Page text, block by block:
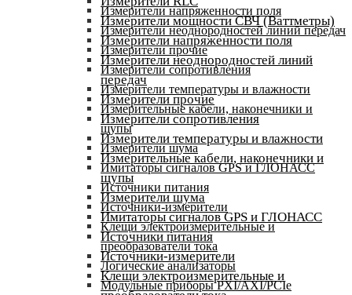
Измерители напряженности поля
Измерители неоднородностей линий передач
Измерители прочие
Измерители сопротивления
Измерители температуры и влажности
Измерительные кабели, наконечники и
щупы
Измерители шума
Имитаторы сигналов GPS и ГЛОНАСС
Источники питания
Источники-измерители
Клещи электроизмерительные и
преобразователи тока
Логические анализаторы
Модульные приборы PXI/AXI/PCIe
Измерители мощности СВЧ (Ваттметры)
Измерители напряженности поля
Измерители неоднородностей линий
передач
Измерители прочие
Измерители сопротивления
Измерители температуры и влажности
Измерительные кабели, наконечники и
щупы
Измерители шума
Имитаторы сигналов GPS и ГЛОНАСС
Источники питания
Источники-измерители
Клещи электроизмерительные и